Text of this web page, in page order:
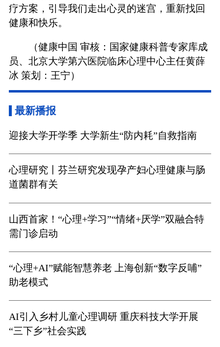
疗方案，引导我们走出心灵的迷宫，重新找回
健康和快乐。
（健康中国 审核：国家健康科普专家库成
员、北京大学第六医院临床心理中心主任黄薛
冰 策划：王宁）
最新播报
迎接大学开学季 大学新生“防内耗”自救指南
心理研究丨芬兰研究发现孕产妇心理健康与肠
道菌群有关
山西首家！“心理+学习”“情绪+厌学”双融合特
需门诊启动
“心理+AI”赋能智慧养老 上海创新“数字反哺”
助老模式
AI引入乡村儿童心理调研 重庆科技大学开展
“三下乡”社会实践